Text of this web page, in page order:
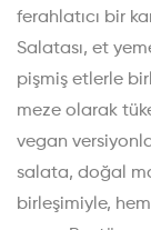
ferahlatıcı bir
Salatası, et
pişmiş etlerle
meze olarak
vegan
salata, doğal
birleşimiyle,